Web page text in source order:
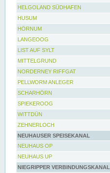
HELGOLAND SÜDHAFEN
HUSUM
HÖRNUM
LANGEOOG
LIST AUF SYLT
MITTELGRUND
NORDERNEY RIFFGAT
PELLWORM ANLEGER
SCHARHÖRN
SPIEKEROOG
WITTDÜN
ZEHNERLOCH
NEUHAUSER SPEISEKANAL
NEUHAUS OP
NEUHAUS UP
NIEGRIPPER VERBINDUNGSKANAL